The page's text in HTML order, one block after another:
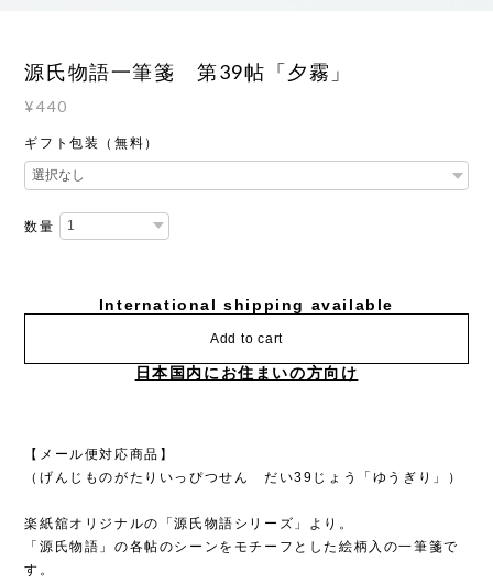
源氏物語一筆箋 第39帖「夕霧」
¥440
ギフト包装（無料）
数量
International shipping available
Add to cart
日本国内にお住まいの方向け
【メール便対応商品】
（げんじものがたりいっぴつせん だい39じょう「ゆうぎり」）
楽紙舘オリジナルの「源氏物語シリーズ」より。
「源氏物語」の各帖のシーンをモチーフとした絵柄入の一筆箋で
す。